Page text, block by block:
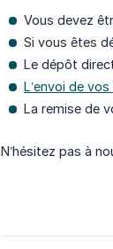
Vous devez
Si vous êtes
Le dépôt
L’envoi de
La remise de
N’hésitez pas à